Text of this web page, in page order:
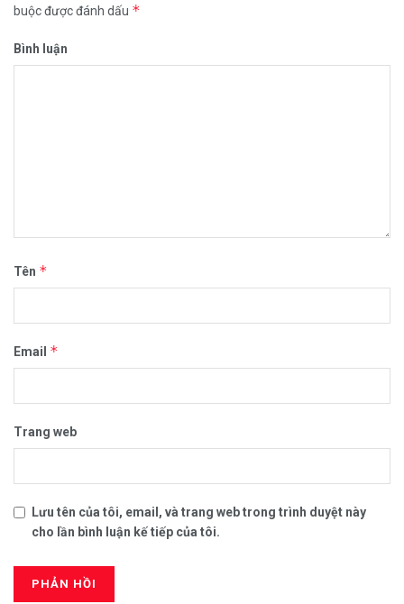
buộc được đánh dấu *
Bình luận
Tên *
Email *
Trang web
Lưu tên của tôi, email, và trang web trong trình duyệt này
cho lần bình luận kế tiếp của tôi.